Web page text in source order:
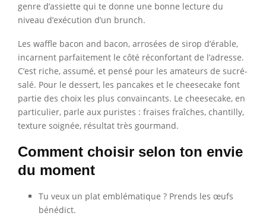
genre d’assiette qui te donne une bonne lecture du
niveau d’exécution d’un brunch.
Les waffle bacon and bacon, arrosées de sirop d’érable,
incarnent parfaitement le côté réconfortant de l’adresse.
C’est riche, assumé, et pensé pour les amateurs de sucré-
salé. Pour le dessert, les pancakes et le cheesecake font
partie des choix les plus convaincants. Le cheesecake, en
particulier, parle aux puristes : fraises fraîches, chantilly,
texture soignée, résultat très gourmand.
Comment choisir selon ton envie
du moment
Tu veux un plat emblématique ? Prends les œufs
bénédict.